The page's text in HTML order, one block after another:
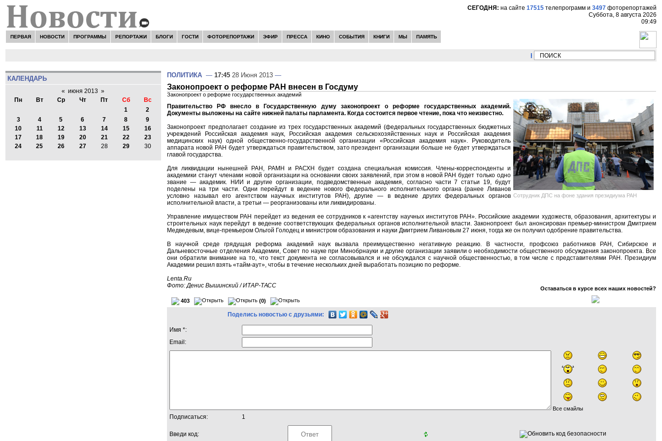
СЕГОДНЯ: на сайте 17515 телепрограмм и 3497 фоторепортажей
Суббота, 8 августа 2026
09:49
ПЕРВАЯ НОВОСТИ ПРОГРАММЫ РЕПОРТАЖИ БЛОГИ ГОСТИ ФОТОРЕПОРТАЖИ ЭФИР ПРЕССА КИНО СОБЫТИЯ КНИГИ МЫ ПАМЯТЬ
НОВОСТИ:
КАЛЕНДАРЬ
« июня 2013 »
Пн
Вт Ср Чт Пт Сб
Вс
1
2
3
4 5 6 7 8
9
10
11 12 13 14 15
16
17
18 19 20 21 22
23
24
25 26 27 28 29 30
ПОЛИТИКА — 17:45 28 Июня 2013 —
Законопроект о реформе РАН внесен в Госдуму
Законопроект о реформе государственных академий
Сотрудник ДПС на фоне здания президиума РАН
Правительство РФ внесло в Государственную думу законопроект о реформе государственных академий.
Документы выложены на сайте нижней палаты парламента. Когда состоится первое чтение, пока что неизвестно.
Законопроект предполагает создание из трех государственных академий (федеральных государственных бюджетных
учреждений Российская академия наук, Российская академия сельскохозяйственных наук и Российская академия
медицинских наук) одной общественно-государственной организации «Российская академия наук». Руководитель
аппарата новой РАН будет утверждаться правительством, зато президент организации больше не будет утверждаться
главой государства.
Для ликвидации нынешней РАН, РАМН и РАСХН будет создана специальная комиссия. Члены-корреспонденты и
академики станут членами новой организации на основании своих заявлений, при этом в новой РАН будет только одно
звание — академик. НИИ и другие организации, подведомственные академия, согласно части 7 статьи 19, будут
поделены на три части. Одни перейдут в ведение нового федерального исполнительного органа (ранее Ливанов
условно называл его агентством научных институтов РАН), другие — в ведение других федеральных органов
исполнительной власти, а третьи — реорганизованы или ликвидированы.
Управление имуществом РАН перейдет из ведения ее сотрудников к «агентству научных институтов РАН». Российские академии художеств, образования, архитектуры и
строительных наук перейдут в ведение соответствующих федеральных органов исполнительной власти. Законопроект был анонсирован премьер-министром Дмитрием
Медведевым, вице-премьером Ольгой Голодец и министром образования и науки Дмитрием Ливановым 27 июня, тогда же он получил одобрение правительства.
В научной среде грядущая реформа академий наук вызвала преимущественно негативную реакцию. В частности, профсоюз работников РАН, Сибирское и
Дальневосточные отделения Академии, Совет по науке при Минобрнауки и другие организации заявили о необходимости общественного обсуждения законопроекта. Все
они обратили внимание на то, что текст документа не согласовывался и не обсуждался с научной общественностью, в том числе с представителями РАН. Президиум
Академии решил взять «тайм-аут», чтобы в течение нескольких дней выработать позицию по реформе.
Lenta.Ru
Фото: Денис Вышинский / ИТАР-ТАСС
Оставаться в курсе всех наших новостей?
403 (0)
Поделись новостью с друзьями:
Имя *:
Email:
Все смайлы
Подписаться: 1
Введи код: